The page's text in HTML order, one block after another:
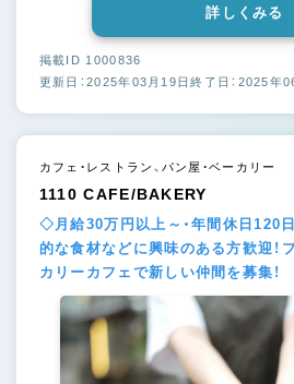
詳しくみる
掲載ID 1000836
更新日：2025年03月19日終了日：2025年
カフェ・レストラン、パン屋・ベーカリー
1110 CAFE/BAKERY
◇月給30万円以上～・年間休日120
的な食材などに興味のある方歓迎！
カリーカフェで新しい仲間を募集！